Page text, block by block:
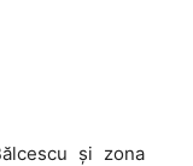
și zona